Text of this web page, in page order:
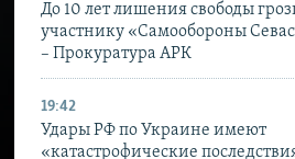
До 10 лет лишения свободы
участнику «Самообороны
– Прокуратура АРК
19:42
Удары РФ по Украине имеют
«катастрофические